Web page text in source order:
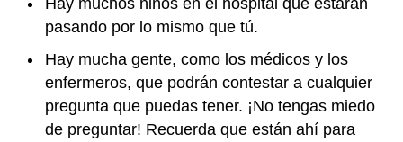
pasando por lo mismo que tú.
Hay mucha gente, como los médicos y los
enfermeros, que podrán contestar a cualquier
pregunta que puedas tener. ¡No tengas miedo
de preguntar! Recuerda que están ahí para